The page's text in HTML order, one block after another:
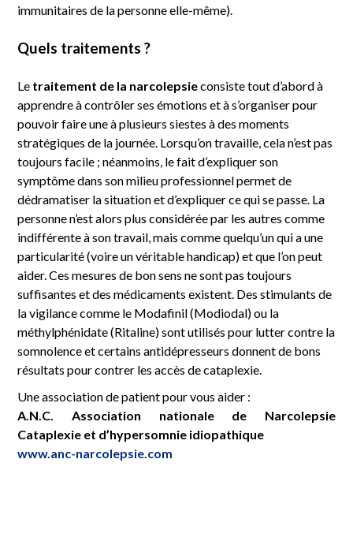
immunitaires de la personne elle-même).
Quels traitements ?
Le traitement de la narcolepsieconsiste tout d’abord à
apprendre à contrôler ses émotions et à s’organiser pour
pouvoir faire une à plusieurs siestes à des moments
stratégiques de la journée. Lorsqu’on travaille, cela n’est pas
toujours facile ; néanmoins, le fait d’expliquer son
symptôme dans son milieu professionnel permet de
dédramatiser la situation et d’expliquer ce qui se passe. La
personne n’est alors plus considérée par les autres comme
indifférente à son travail, mais comme quelqu’un qui a une
particularité (voire un véritable handicap) et que l’on peut
aider. Ces mesures de bon sens ne sont pas toujours
suffisantes et des médicaments existent. Des stimulants de
la vigilance comme le Modafinil (Modiodal) ou la
méthylphénidate (Ritaline) sont utilisés pour lutter contre la
somnolence et certains antidépresseurs donnent de bons
résultats pour contrer les accès de cataplexie.
Une association de patient pour vous aider :
A.N.C.
Association nationale de Narcolepsie
Cataplexie et d’hypersomnie idiopathique
www.anc-narcolepsie.com